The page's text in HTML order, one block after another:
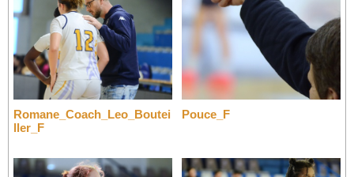
Romane_Coach_Leo_Boutei
ller_F
Pouce_F